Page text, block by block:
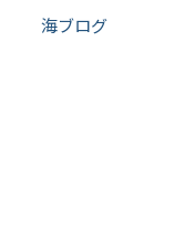
海ブログ